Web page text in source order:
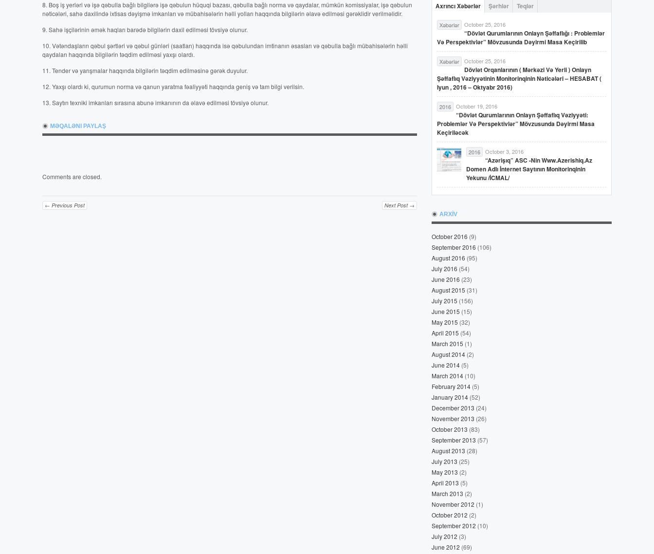
8. Boş iş yerləri və işə qəbulla bağlı bilgilərə işə qəbulun hüquqi bazası, qəbulla bağlı norma və qaydalar, mümkün komissiyalar, işə qəbulun
nəticələri, sahə daxilində ixtisas dəyişmə imkanları və mübahisələrin həlli yolları haqqında bilgilərin əlavə edilməsi gərəklidir verilməlidir.
9. Sahə işçilərinin əmək haqları barədə bilgilərin daxil edilməsi tövsiyə olunur.
10. Vətəndaşların qəbul şərtləri və qəbul günləri (saatları) haqqında isə qəbulundan imtinanın əsasları və qəbulla bağlı mübahisələrin həlli
qaydaları haqqında bilgilərin təqdim edilməsi yaxşı olardı.
11. Tender və yarışmalar haqqında bilgilərin təqdim edilməsinə gərək duyulur.
12. Yaxşı olardı ki, qurumun norma və qanun yaratma fəaliyyəti haqqında geniş və tam bilgi verilsin.
13. Saytın texniki imkanları sırasına abunə imkanının da əlavə edilməsi tövsiyə olunur.
MƏQALƏNI PAYLAŞ
Comments are closed.
← Previous Post Next Post →
Axrıncı Xəbərlər Şərhlər Teqlər
Xəbərlər October 25, 2016
“Dövlət Qurumlarının Onlayn Şəffaflığı : Problemlər
Və Perspektivlər” Mövzusunda Dəyirmi Masa Keçirilib
Xəbərlər October 25, 2016
Dövlət Orqanlarının ( Mərkəzi Və Yerli ) Onlayn
Şəffaflıq Vəziyyətinin Monitorinqinin Nəticələri – HESABAT (
Iyun , 2016 – Oktyabr 2016)
2016 October 19, 2016
“Dövlət Qurumlarının Onlayn Şəffaflıq Vəziyyəti:
Problemlər Və Perspektivlər” Mövzusunda Dəyirmi Masa
Keçiriləcək
2016 October 3, 2016
“Azərişıq” ASC -nin Www.azerishiq.az
Domen Adlı İnternet Saytının Monitorinqinin
Yekunu /İCMAL/
ARXİV
October 2016 (9)
September 2016 (106)
August 2016 (95)
July 2016 (54)
June 2016 (23)
August 2015 (31)
July 2015 (156)
June 2015 (15)
May 2015 (32)
April 2015 (54)
March 2015 (1)
August 2014 (2)
June 2014 (5)
March 2014 (10)
February 2014 (5)
January 2014 (52)
December 2013 (24)
November 2013 (26)
October 2013 (83)
September 2013 (57)
August 2013 (28)
July 2013 (25)
May 2013 (2)
April 2013 (5)
March 2013 (2)
November 2012 (1)
October 2012 (2)
September 2012 (10)
July 2012 (3)
June 2012 (69)